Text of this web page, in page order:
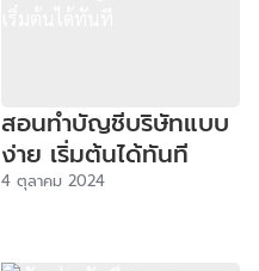
สอนทำบัญชีบริษัทแบบ
ง่าย เริ่มต้นได้ทันที
4 ตุลาคม 2024